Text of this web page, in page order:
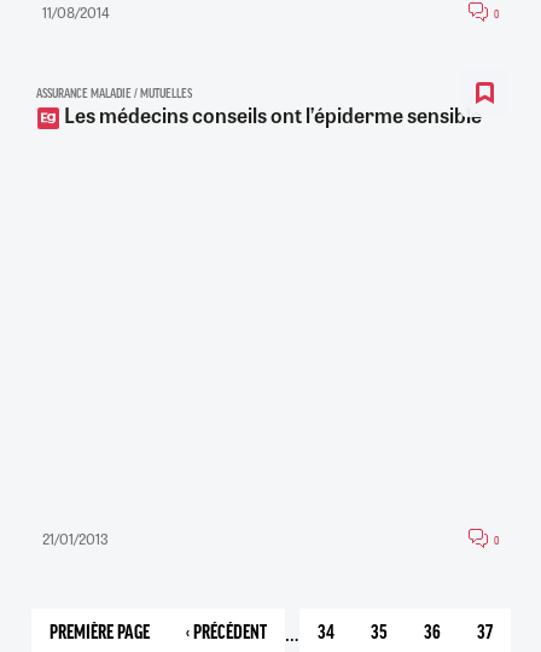
11/08/2014 0
ASSURANCE MALADIE / MUTUELLES
Les médecins conseils ont l’épiderme sensible
21/01/2013 0
PREMIÈRE PAGE
1
PAGE
‹ PRÉCÉDENT … PAGE
34 PAGE
35 PAGE
36 PAGE
37